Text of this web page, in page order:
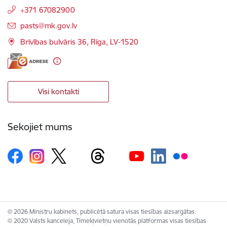
+371 67082900
E-pasts:
pasts@mk.gov.lv
Brīvības bulvāris 36, Rīga, LV-1520
Visi kontakti
Sekojiet mums
© 2026 Ministru kabinets, publicētā satura visas tiesības aizsargātas.
© 2020 Valsts kanceleja, Tīmekļvietņu vienotās platformas visas tiesības